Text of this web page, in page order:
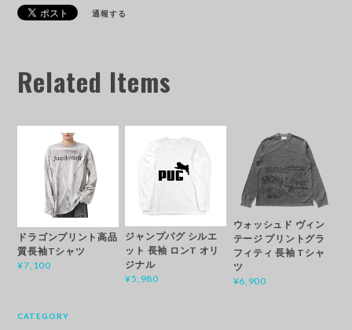
通報する
Related Items
ドラゴンプリント高品
質長袖Tシャツ
¥7,100
ジャンプパグ シルエ
ット 長袖 ロンT オリ
ジナル
¥5,980
ウォッシュド ヴィン
テージ プリントグラ
フィティ 長袖 Tシャ
ツ
¥6,900
CATEGORY